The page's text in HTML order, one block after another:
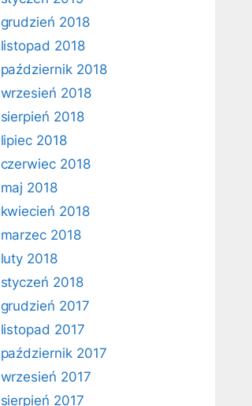
grudzień 2018
listopad 2018
październik 2018
wrzesień 2018
sierpień 2018
lipiec 2018
czerwiec 2018
maj 2018
kwiecień 2018
marzec 2018
luty 2018
styczeń 2018
grudzień 2017
listopad 2017
październik 2017
wrzesień 2017
sierpień 2017